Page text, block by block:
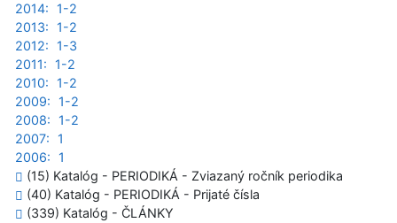
2014:
1-2
2013:
1-2
2012:
1-3
2011:
1-2
2010:
1-2
2009:
1-2
2008:
1-2
2007:
1
2006:
1
(15) Katalóg - PERIODIKÁ - Zviazaný ročník periodika
(40) Katalóg - PERIODIKÁ - Prijaté čísla
(339) Katalóg - ČLÁNKY